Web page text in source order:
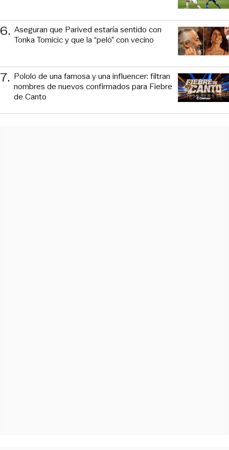
6. Aseguran que Parived estaría sentido con
Tonka Tomicic y que la “peló” con vecino
7. Pololo de una famosa y una influencer: filtran
nombres de nuevos confirmados para Fiebre
de Canto